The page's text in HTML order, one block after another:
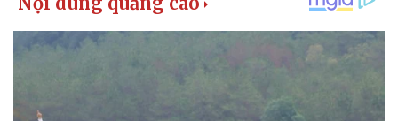
Sức khỏe
Sản phụ khoa
Tình yêu - Gia đình